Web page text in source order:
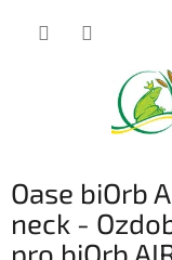
Oase biOrb
neck -